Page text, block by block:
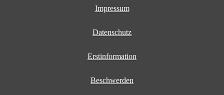
Impressum
Datenschutz
Erstinformation
Beschwerden